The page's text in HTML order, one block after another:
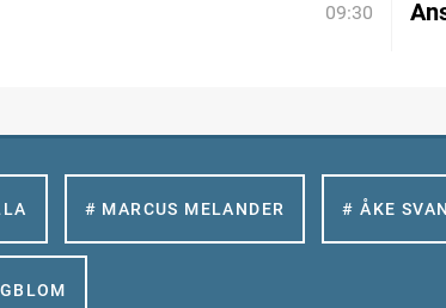
09:30
# MARCUS MELANDER # ÅKE